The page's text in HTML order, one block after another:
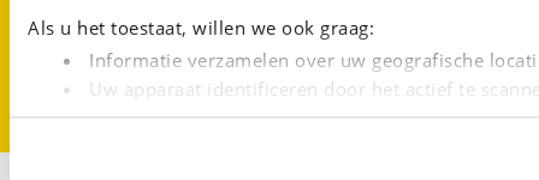
Als u het toestaat, willen we ook graag:
Informatie verzamelen over uw geografische
Uw apparaat identificeren door het actief te
Lees meer over hoe uw persoonlijke gegevens worden